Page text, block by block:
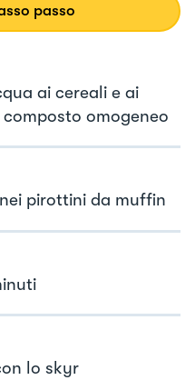
passo
ai cereali e ai
omogeneo
pirottini da muffin
lo skyr